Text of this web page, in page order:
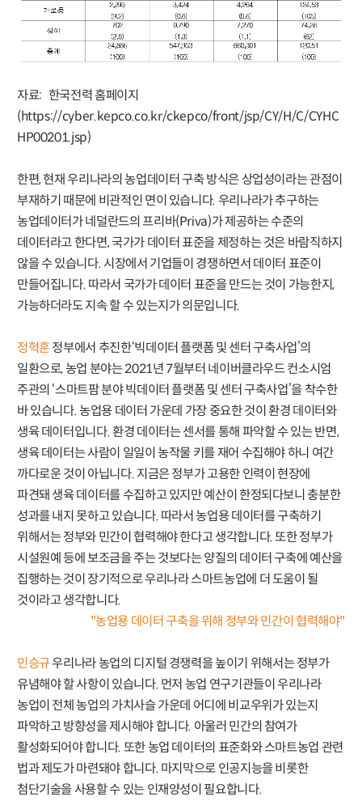
자료: 한국전력 홈페이지
(https://cyber.kepco.co.kr/ckepco/front/jsp/CY/H/C/CYHC
HP00201.jsp)
한편, 현재 우리나라의 농업데이터 구축 방식은 상업성이라는 관점이
부재하기 때문에 비관적인 면이 있습니다. 우리나라가 추구하는
농업데이터가 네덜란드의 프리바(Priva)가 제공하는 수준의
데이터라고 한다면, 국가가 데이터 표준을 제정하는 것은 바람직하지
않을 수 있습니다. 시장에서 기업들이 경쟁하면서 데이터 표준이
만들어집니다. 따라서 국가가 데이터 표준을 만드는 것이 가능한지,
가능하더라도 지속 할 수 있는지가 의문입니다.
정혁훈정부에서 추진한‘빅데이터 플랫폼 및 센터 구축사업’의
일환으로, 농업 분야는 2021년 7월부터 네이버클라우드 컨소시엄
주관의 ‘스마트팜 분야 빅데이터 플랫폼 및 센터 구축사업’을 착수한
바 있습니다. 농업용 데이터 가운데 가장 중요한 것이 환경 데이터와
생육 데이터입니다. 환경 데이터는 센서를 통해 파악할 수 있는 반면,
생육 데이터는 사람이 일일이 농작물 키를 재어 수집해야 하니 여간
까다로운 것이 아닙니다. 지금은 정부가 고용한 인력이 현장에
파견돼 생육 데이터를 수집하고 있지만 예산이 한정되다보니 충분한
성과를 내지 못하고 있습니다. 따라서 농업용 데이터를 구축하기
위해서는 정부와 민간이 협력해야 한다고 생각합니다. 또한 정부가
시설원예 등에 보조금을 주는 것보다는 양질의 데이터 구축에 예산을
집행하는 것이 장기적으로 우리나라 스마트농업에 더 도움이 될
것이라고 생각합니다.
"농업용 데이터 구축을 위해 정부와 민간이 협력해야"
민승규우리나라 농업의 디지털 경쟁력을 높이기 위해서는 정부가
유념해야 할 사항이 있습니다. 먼저 농업 연구기관들이 우리나라
농업이 전체 농업의 가치사슬 가운데 어디에 비교우위가 있는지
파악하고 방향성을 제시해야 합니다. 아울러 민간의 참여가
활성화되어야 합니다. 또한 농업 데이터의 표준화와 스마트농업 관련
법과 제도가 마련돼야 합니다. 마지막으로 인공지능을 비롯한
첨단기술을 사용할 수 있는 인재양성이 필요합니다.